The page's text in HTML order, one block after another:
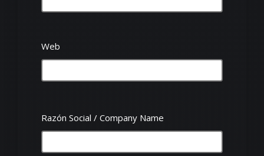
Nosotros
Experiencias
Web
Razón Social / Company Name